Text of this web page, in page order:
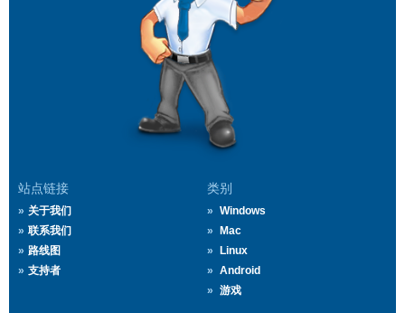
站点链接
关于我们
联系我们
路线图
支持者
类别
Windows
Mac
Linux
Android
游戏